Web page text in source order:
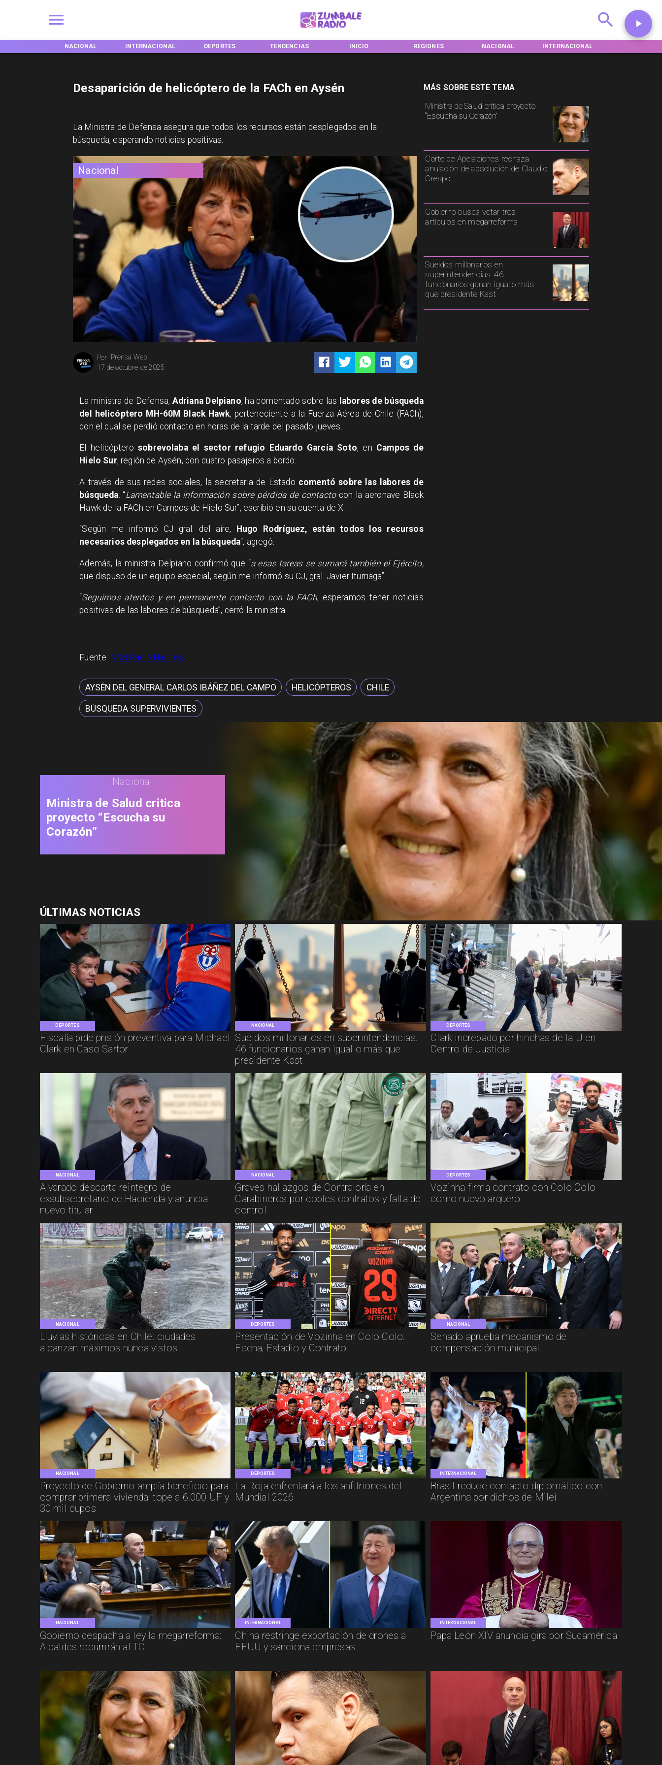
NACIONAL INTERNACIONAL DEPORTES TENDENCIAS INICIO REGIONES NACIONAL INTERNACIONAL
Nacional
Prensa Web
Por
17 de octubre de 2025
Ministra de Salud critica proyecto
“Escucha su Corazón”
Corte de Apelaciones rechaza
anulación de absolución de Claudio
Crespo
Gobierno busca vetar tres
artículos en megarreforma
Sueldos millonarios en
superintendencias: 46
funcionarios ganan igual o más
que presidente Kast
MÁS SOBRE ESTE TEMA
Desaparición de helicóptero de la FACh en Aysén
La Ministra de Defensa asegura que todos los recursos están desplegados en la
búsqueda, esperando noticias positivas.
La ministra de Defensa, Adriana Delpiano, ha comentado sobre las labores de búsqueda
del helicóptero MH-60M Black Hawk, perteneciente a la Fuerza Aérea de Chile (FACh),
con el cual se perdió contacto en horas de la tarde del pasado jueves.
El helicópterosobrevolaba el sector refugio Eduardo García Soto, en Campos de
Hielo Sur, región de Aysén, con cuatro pasajeros a bordo.
A través de sus redes sociales, la secretaria de Estado comentó sobre las labores de
búsqueda . “Lamentable la información sobre pérdida de contactocon la aeronave Black
Hawk de la FACh en Campos de Hielo Sur”, escribió en su cuenta de X.
“Según me informó CJ gral. del aire,
Hugo Rodríguez, están todos los recursos
necesarios desplegados en la búsqueda“, agregó.
Además, la ministra Delpiano confirmó que “a esas tareas se sumará también el Ejército,
que dispuso de un equipo especial, según me informó su CJ, gral. Javier Iturriaga”.
“Seguimos atentos y en permanente contacto con la FACh, esperamos tener noticias
positivas de las labores de búsqueda”, cerró la ministra.
Fuente: ADN Radio Nacional
AYSÉN DEL GENERAL CARLOS IBÁÑEZ DEL CAMPO HELICÓPTEROS CHILE
BÚSQUEDA SUPERVIVIENTES
DEPORTES
Fiscalía pide prisión preventiva para Michael
Clark en Caso Sartor
NACIONAL
Sueldos millonarios en superintendencias:
46 funcionarios ganan igual o más que
presidente Kast
DEPORTES
Clark increpado por hinchas de la U en
Centro de Justicia
NACIONAL
Alvarado descarta reintegro de
exsubsecretario de Hacienda y anuncia
nuevo titular
NACIONAL
Graves hallazgos de Contraloría en
Carabineros por dobles contratos y falta de
control
DEPORTES
Vozinha firma contrato con Colo Colo
como nuevo arquero
NACIONAL
Lluvias históricas en Chile: ciudades
alcanzan máximos nunca vistos
DEPORTES
Presentación de Vozinha en Colo Colo:
Fecha, Estadio y Contrato
NACIONAL
Senado aprueba mecanismo de
compensación municipal
NACIONAL
Proyecto de Gobierno amplía beneficio para
comprar primera vivienda: tope a 6.000 UF y
30 mil cupos
DEPORTES
La Roja enfrentará a los anfitriones del
Mundial 2026
INTERNACIONAL
Brasil reduce contacto diplomático con
Argentina por dichos de Milei
NACIONAL
Gobierno despacha a ley la megarreforma:
Alcaldes recurrirán al TC
INTERNACIONAL
China restringe exportación de drones a
EEUU y sanciona empresas
INTERNACIONAL
Papa León XIV anuncia gira por Sudamérica
Nacional
Ministra de Salud critica
proyecto “Escucha su
Corazón”
ÚLTIMAS NOTICIAS